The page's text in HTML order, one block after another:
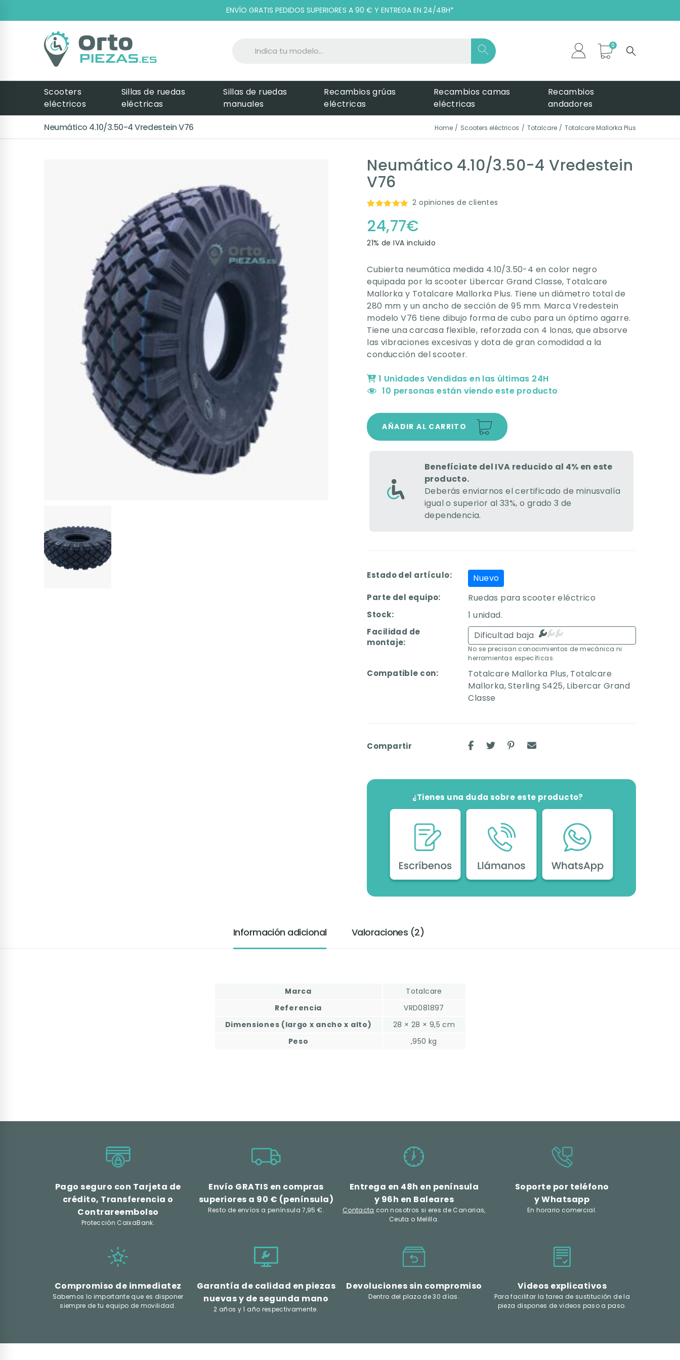
ENVÍO GRATIS PEDIDOS SUPERIORES A 90 € Y ENTREGA EN 24/48H*
Scooters
eléctricos
Sillas de ruedas
eléctricas
Sillas de ruedas
manuales
Recambios grúas
eléctricas
Recambios camas
eléctricas
Recambios
andadores
Neumático 4.10/3.50-4 Vredestein V76
Home Scooters eléctricos Totalcare Totalcare Mallorka Plus
Neumático 4.10/3.50-4 Vredestein
V76
con5.00
de 5 en
valoraciones
2 opiniones de clientes
24,77€
21% de IVA incluido
Cubierta neumática medida 4.10/3.50-4 en color negro
equipada por la scooter Libercar Grand Classe, Totalcare
Mallorka y Totalcare Mallorka Plus. Tiene un diámetro total de
280 mm y un ancho de sección de 95 mm. Marca Vredestein
modelo V76 tiene dibujo forma de cubo para un óptimo agarre.
Tiene una carcasa flexible, reforzada con 4 lonas, que absorve
las vibraciones excesivas y dota de gran comodidad a la
conducción del scooter.
1 Unidades Vendidas en las últimas 24H
10 personas están viendo este producto
AÑADIR AL CARRITO
Benefíciate del IVA reducido al 4% en este
producto.
Deberás enviarnos el certificado de minusvalía
igual o superior al 33%, o grado 3 de
dependencia.
Estado del artículo: Nuevo
Parte del equipo: Ruedas para scooter eléctrico
Stock: 1 unidad.
Facilidad de
montaje:
Dificultad baja
No se precisan conocimientos de mecánica ni
herramientas específicas.
Compatible con: Totalcare Mallorka Plus, Totalcare
Mallorka,Sterling S425, Libercar Grand
Classe
Compartir
¿Tienes una duda sobre este producto?
Información adicional Valoraciones (2)
Marca
Totalcare
Referencia
VRD081897
Dimensiones (largo x ancho x alto)
28 × 28 × 9,5 cm
Peso
,950 kg
Pago seguro con Tarjeta de
crédito, Transferencia o
Contrareembolso
Protección CaixaBank.
Envío GRATIS en compras
superiores a 90 € (península)
Resto de envíos a península 7,95 €.
Entrega en 48h en península
y 96h en Baleares
Contacta con nosotros si eres de Canarias,
Ceuta o Melilla.
Soporte por teléfono
y Whatsapp
En horario comercial.
Compromiso de inmediatez
Sabemos lo importante que es disponer
siempre de tu equipo de movilidad.
Garantía de calidad en piezas
nuevas y de segunda mano
2 años y 1 año respectivamente.
Devoluciones sin compromiso
Dentro del plazo de 30 días.
Videos explicativos
Para facilitar la tarea de sustitución de la
pieza dispones de videos paso a paso.